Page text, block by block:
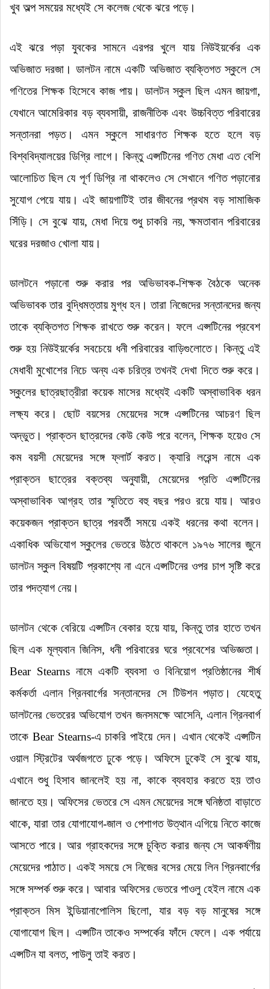
খুব অল্প সময়ের মধ্যেই সে কলেজ থেকে ঝরে পড়ে।
এই ঝরে পড়া যুবকের সামনে এরপর খুলে যায় নিউইয়র্কের এক
অভিজাত দরজা । ডালটন নামে একটি অভিজাত ব্যক্তিগত স্কুলে সে
গণিতের শিক্ষক হিসেবে কাজ পায়। ডালটন স্কুল ছিল এমন জায়গা,
যেখানে আমেরিকার বড় ব্যবসায়ী, রাজনীতিক এবং উচ্চবিত্ত পরিবারের
সন্তানরা পড়ত। এমন স্কুলে সাধারণত শিক্ষক হতে হলে বড়
বিশ্ববিদ্যালয়ের ডিগ্রি লাগে । কিন্তু এপ্সটিনের গণিত মেধা এত বেশি
আলোচিত ছিল যে পূর্ণ ডিগ্রি না থাকলেও সে সেখানে গণিত পড়ানোর
সুযোগ পেয়ে যায়।এই জায়গাটিই তার জীবনের প্রথম বড় সামাজিক
সিঁড়ি।সে বুঝে যায়, মেধা দিয়ে শুধু চাকরি নয়, ক্ষমতাবান পরিবারের
ঘরের দরজাও খোলা যায়।
ডালটনে পড়ানো শুরু করার পর অভিভাবক-শিক্ষক বৈঠকে অনেক
অভিভাবক তার বুদ্ধিমত্তায় মুগ্ধ হন।তারা নিজেদের সন্তানদের জন্য
তাকে ব্যক্তিগত শিক্ষক রাখতে শুরু করেন। ফলে এপ্সটিনের প্রবেশ
শুরু হয় নিউইয়র্কের সবচেয়ে ধনী পরিবারের বাড়িগুলোতে।কিন্তু এই
মেধাবী মুখোশের নিচে অন্য এক চরিত্র তখনই দেখা দিতে শুরু করে ।
স্কুলের ছাত্রছাত্রীরা কয়েক মাসের মধ্যেই একটি অস্বাভাবিক ধরন
লক্ষ্য করে ।ছোট বয়সের মেয়েদের সঙ্গে এপ্সটিনের আচরণ ছিল
অদ্ভুত।প্রাক্তন ছাত্রদের কেউ কেউ পরে বলেন, শিক্ষক হয়েও সে
কম বয়সী মেয়েদের সঙ্গে ফ্লার্ট করত।ক্যারি লরেন্স নামে এক
প্রাক্তন ছাত্রের বক্তব্য অনুযায়ী, মেয়েদের প্রতি এপ্সটিনের
অস্বাভাবিক আগ্রহ তার স্মৃতিতে বহু বছর পরও রয়ে যায়।আরও
কয়েকজন প্রাক্তন ছাত্র পরবর্তী সময়ে একই ধরনের কথা বলেন।
একাধিক অভিযোগ স্কুলের ভেতরে উঠতে থাকলে ১৯৭৬ সালের জুনে
ডালটন স্কুল বিষয়টি প্রকাশ্যে না এনে এপ্সটিনের ওপর চাপ সৃষ্টি করে
তার পদত্যাগ নেয়।
ডালটন থেকে বেরিয়ে এপ্সটিন বেকার হয়ে যায়, কিন্তু তার হাতে তখন
ছিল এক মূল্যবান জিনিস, ধনী পরিবারের ঘরে প্রবেশের অভিজ্ঞতা ।
Bear Stearns নামে একটি ব্যবসা ও বিনিয়োগ প্রতিষ্ঠানের শীর্ষ
কর্মকর্তা এলান গ্রিনবার্গের সন্তানদের সে টিউশন পড়াত।যেহেতু
ডালটনের ভেতরের অভিযোগ তখন জনসমক্ষে আসেনি, এলান গ্রিনবার্গ
তাকে Bear Stearns-এ চাকরি পাইয়ে দেন। এখান থেকেই এপ্সটিন
ওয়াল স্ট্রিটের অর্থজগতে ঢুকে পড়ে। অফিসে ঢুকেই সে বুঝে যায়,
এখানে শুধু হিসাব জানলেই হয় না, কাকে ব্যবহার করতে হয় তাও
জানতে হয়।অফিসের ভেতরে সে এমন মেয়েদের সঙ্গে ঘনিষ্ঠতা বাড়াতে
থাকে, যারা তার যোগাযোগ-জাল ও পেশাগত উত্থান এগিয়ে নিতে কাজে
আসতে পারে।আর গ্রাহকদের সঙ্গে চুক্তি করার জন্য সে আকর্ষণীয়
মেয়েদের পাঠাত। একই সময়ে সে নিজের বসের মেয়ে লিন গ্রিনবার্গের
সঙ্গে সম্পর্ক শুরু করে ।আবার অফিসের ভেতরে পাওলু হেইল নামে এক
প্রাক্তন মিস ইন্ডিয়ানাপোলিস ছিলো, যার বড় বড় মানুষের সঙ্গে
যোগাযোগ ছিল। এপ্সটিন তাকেও সম্পর্কের ফাঁদে ফেলে।এক পর্যায়ে
এপ্সটিন যা বলত, পাউলু তাই করত।